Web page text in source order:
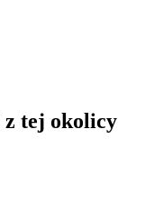
z tej okolicy